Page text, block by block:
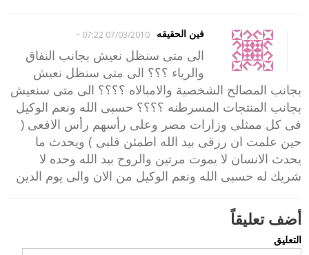
فين الحقيقه 07/03/2010 07:22
-
الى متى سنظل نعيش بجانب النفاق
والرياء ؟؟؟ الى متى سنظل نعيش
بجانب المصالح الشخصية والامبالاه ؟؟؟؟ الى متى سنعيش
بجانب المنتجات المسرطنه ؟؟؟؟ حسبى الله ونعم الوكيل
فى كل ممثلى وزارات مصر وعلى رأسهم رأس الافعى (
حين علمت ان رزقى بيد الله اطمئن قلبى ) ويحدث ما
يحدث الانسان لا يموت مرتين والروح بيد الله وحده لا
شريك له حسبى الله ونعم الوكيل من الان والى يوم الدين
أضف تعليقاً
التعليق